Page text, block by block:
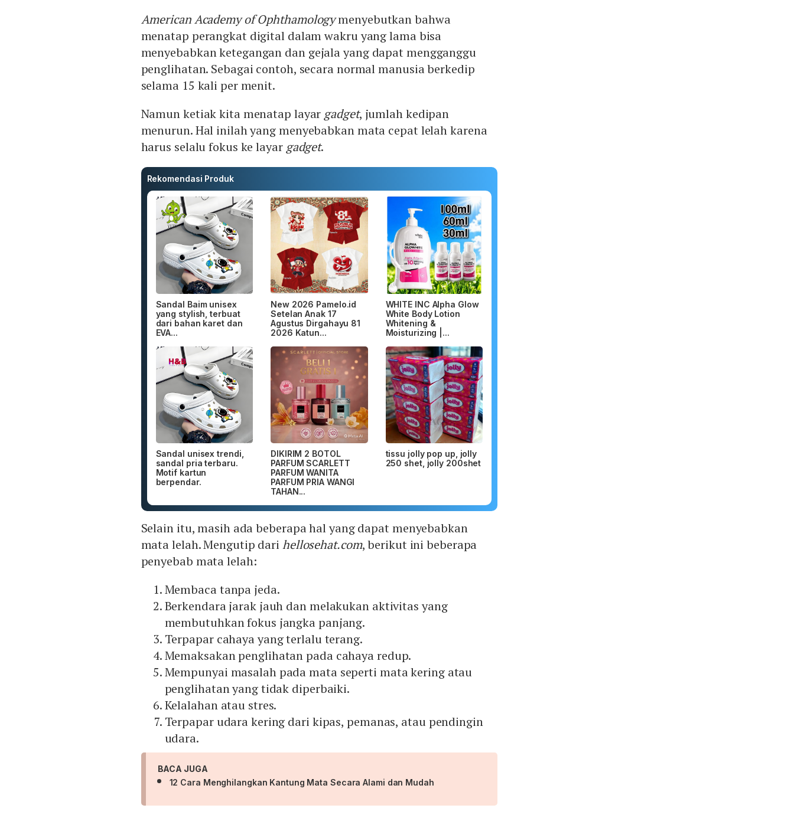
American Academy of Ophthamologymenyebutkan bahwa
menatap perangkat digital dalam wakru yang lama bisa
menyebabkan ketegangan dan gejala yang dapat mengganggu
penglihatan. Sebagai contoh, secara normal manusia berkedip
selama 15 kali per menit.
Namun ketiak kita menatap layar gadget, jumlah kedipan
menurun. Hal inilah yang menyebabkan mata cepat lelah karena
harus selalu fokus ke layar gadget.
Rekomendasi Produk
Sandal Baim unisex
yang stylish, terbuat
dari bahan karet dan
EVA...
New 2026 Pamelo.id
Setelan Anak 17
Agustus Dirgahayu 81
2026 Katun...
WHITE INC Alpha Glow
White Body Lotion
Whitening &
Moisturizing |...
Sandal unisex trendi,
sandal pria terbaru.
Motif kartun
berpendar.
DIKIRIM 2 BOTOL
PARFUM SCARLETT
PARFUM WANITA
PARFUM PRIA WANGI
TAHAN...
tissu jolly pop up, jolly
250 shet, jolly 200shet
Selain itu, masih ada beberapa hal yang dapat menyebabkan
mata lelah. Mengutip dari hellosehat.com, berikut ini beberapa
penyebab mata lelah:
Membaca tanpa jeda.
Berkendara jarak jauh dan melakukan aktivitas yang
membutuhkan fokus jangka panjang.
Terpapar cahaya yang terlalu terang.
Memaksakan penglihatan pada cahaya redup.
Mempunyai masalah pada mata seperti mata kering atau
penglihatan yang tidak diperbaiki.
Kelalahan atau stres.
Terpapar udara kering dari kipas, pemanas, atau pendingin
udara.
BACA JUGA
12 Cara Menghilangkan Kantung Mata Secara Alami dan Mudah